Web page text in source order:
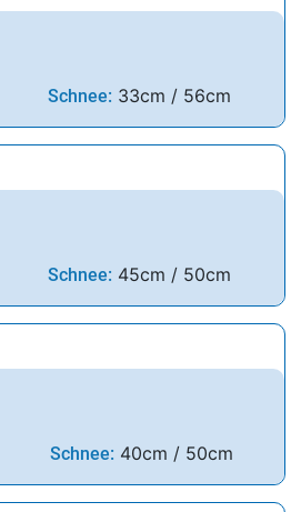
Schnee: 33cm / 56cm
Schnee: 45cm / 50cm
Schnee: 40cm / 50cm